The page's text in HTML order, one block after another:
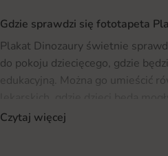
Gdzie sprawdzi się fototapeta
Plakat Dinozaury świetnie
do pokoju dziecięcego, gdzie
edukacyjną. Można go umieścić
plakat ten może być doskonałym
Czytaj więcej